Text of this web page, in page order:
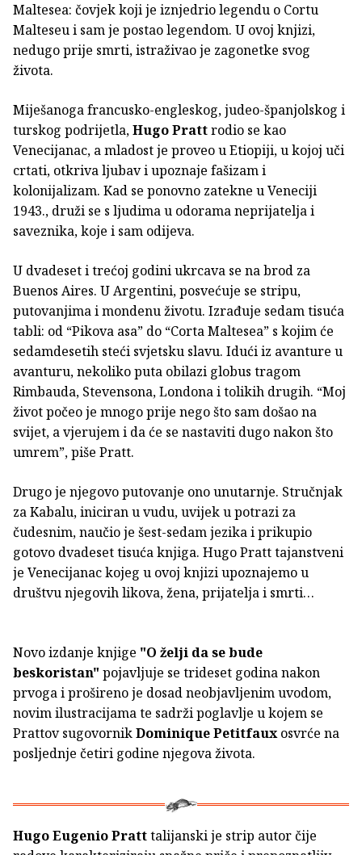
Maltesea: čovjek koji je iznjedrio legendu o Cortu
Malteseu i sam je postao legendom. U ovoj knjizi,
nedugo prije smrti, istraživao je zagonetke svog
života.
Miješanoga francusko-engleskog, judeo-španjolskog i
turskog podrijetla,Hugo Prattrodio se kao
Venecijanac, a mladost je proveo u Etiopiji, u kojoj uči
crtati, otkriva ljubav i upoznaje fašizam i
kolonijalizam. Kad se ponovno zatekne u Veneciji
1943., druži se s ljudima u odorama neprijatelja i
saveznika, koje i sam odijeva.
U dvadeset i trećoj godini ukrcava se na brod za
Buenos Aires. U Argentini, posvećuje se stripu,
putovanjima i mondenu životu. Izrađuje sedam tisuća
tabli: od “Pikova asa” do “Corta Maltesea” s kojim će
sedamdesetih steći svjetsku slavu. Idući iz avanture u
avanturu, nekoliko puta obilazi globus tragom
Rimbauda, Stevensona, Londona i tolikih drugih. “Moj
život počeo je mnogo prije nego što sam došao na
svijet, a vjerujem i da će se nastaviti dugo nakon što
umrem”, piše Pratt.
Drugo je njegovo putovanje ono unutarnje. Stručnjak
za Kabalu, iniciran u vudu, uvijek u potrazi za
čudesnim, naučio je šest-sedam jezika i prikupio
gotovo dvadeset tisuća knjiga. Hugo Pratt tajanstveni
je Venecijanac kojeg u ovoj knjizi upoznajemo u
društvu njegovih likova, žena, prijatelja i smrti…
Novo izdanje knjige "O želji da se bude
beskoristan" pojavljuje se trideset godina nakon
prvoga i prošireno je dosad neobjavljenim uvodom,
novim ilustracijama te sadrži poglavlje u kojem se
Prattov sugovornikDominique Petitfauxosvrće na
posljednje četiri godine njegova života.
Hugo Eugenio Pratttalijanski je strip autor čije